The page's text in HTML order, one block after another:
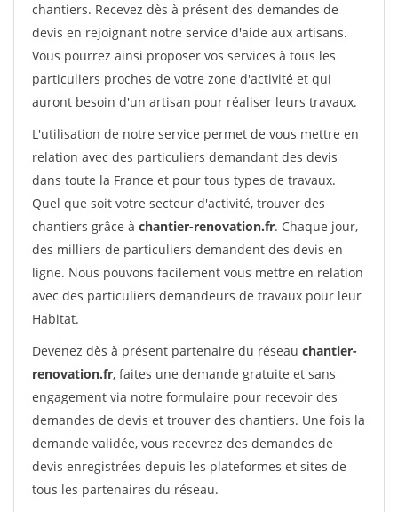
chantiers. Recevez dès à présent des demandes de
devis en rejoignant notre service d'aide aux artisans.
Vous pourrez ainsi proposer vos services à tous les
particuliers proches de votre zone d'activité et qui
auront besoin d'un artisan pour réaliser leurs travaux.
L'utilisation de notre service permet de vous mettre en
relation avec des particuliers demandant des devis
dans toute la France et pour tous types de travaux.
Quel que soit votre secteur d'activité, trouver des
chantiers grâce à chantier-renovation.fr. Chaque jour,
des milliers de particuliers demandent des devis en
ligne. Nous pouvons facilement vous mettre en relation
avec des particuliers demandeurs de travaux pour leur
Habitat.
Devenez dès à présent partenaire du réseau chantier-
renovation.fr, faites une demande gratuite et sans
engagement via notre formulaire pour recevoir des
demandes de devis et trouver des chantiers. Une fois la
demande validée, vous recevrez des demandes de
devis enregistrées depuis les plateformes et sites de
tous les partenaires du réseau.